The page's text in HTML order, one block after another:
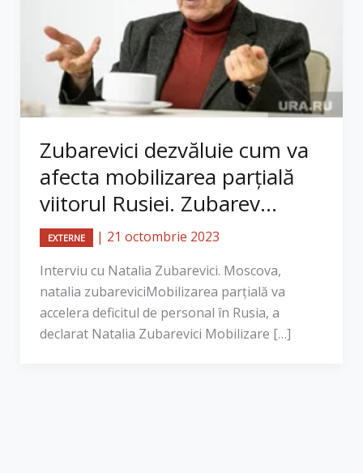
Zubarevici dezvăluie cum va
afecta mobilizarea parțială
viitorul Rusiei. Zubarev...
EXTERNE | 21 octombrie 2023
Interviu cu Natalia Zubarevici. Moscova,
natalia zubareviciMobilizarea parțială va
accelera deficitul de personal în Rusia, a
declarat Natalia Zubarevici Mobilizare […]